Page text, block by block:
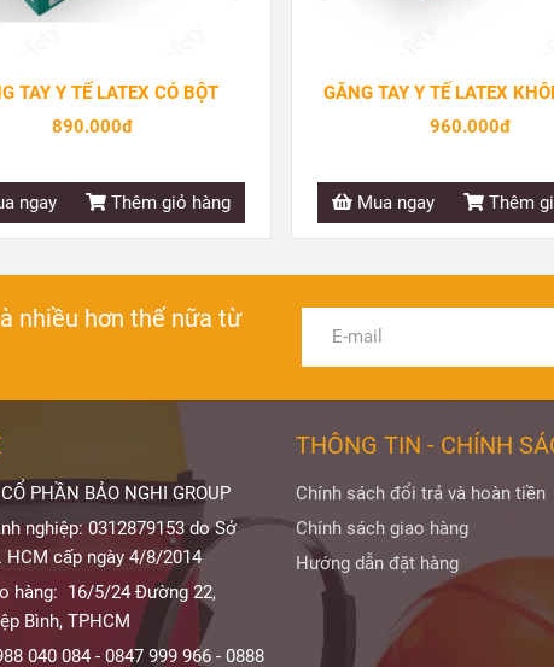
TAY Y TẾ LATEX CÓ BỘT
890.000đ
ngay Thêm giỏ hàng
GĂNG TAY Y TẾ LATEX
960.000đ
Mua ngay Thêm
nhiều hơn thế nữa từ
PHẦN BẢO NGHI GROUP
nghiệp: 0312879153 do Sở
HCM cấp ngày 4/8/2014
hàng: 16/5/24 Đường 22,
Bình, TPHCM
040 084 - 0847 999 966 - 0888
THÔNG TIN - CHÍNH
Chính sách đổi trả và hoàn tiền
Chính sách giao hàng
Hướng dẫn đặt hàng